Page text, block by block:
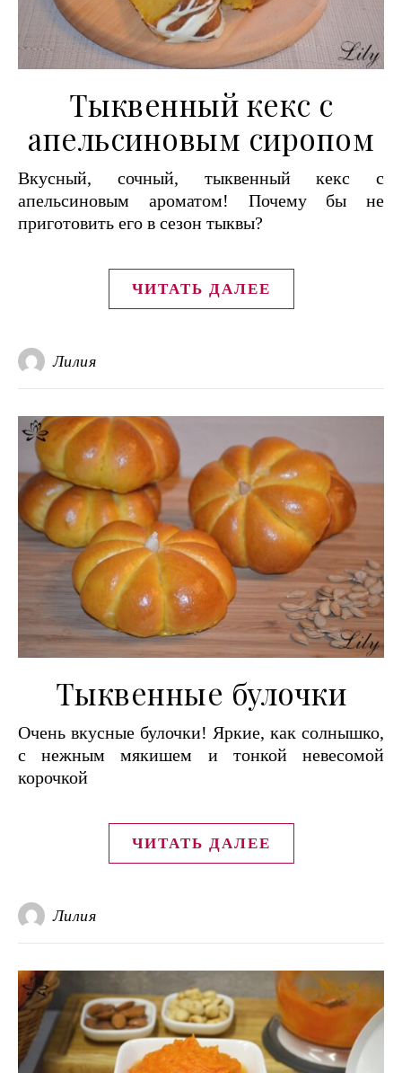
Тыквенный кекс с
апельсиновым сиропом
Вкусный, сочный, тыквенный кекс с
апельсиновым ароматом! Почему бы не
приготовить его в сезон тыквы?
ЧИТАТЬ ДАЛЕЕ
Лилия
Тыквенные булочки
Очень вкусные булочки! Яркие, как солнышко,
с нежным мякишем и тонкой невесомой
корочкой
ЧИТАТЬ ДАЛЕЕ
Лилия